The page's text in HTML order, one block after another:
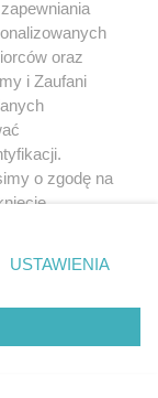
Zapalenie płuc wraca
drugi raz w roku.
Przyczyna często
oraz
i Zaufani
o zgodę na
prywatności
zgody
takiemu
tylko
USTAWIENIA